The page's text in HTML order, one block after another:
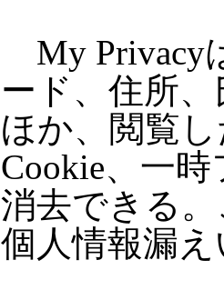
My Privacy
ード、住所
ほか、閲覧
Cookie、一
消去できる
個人情報漏